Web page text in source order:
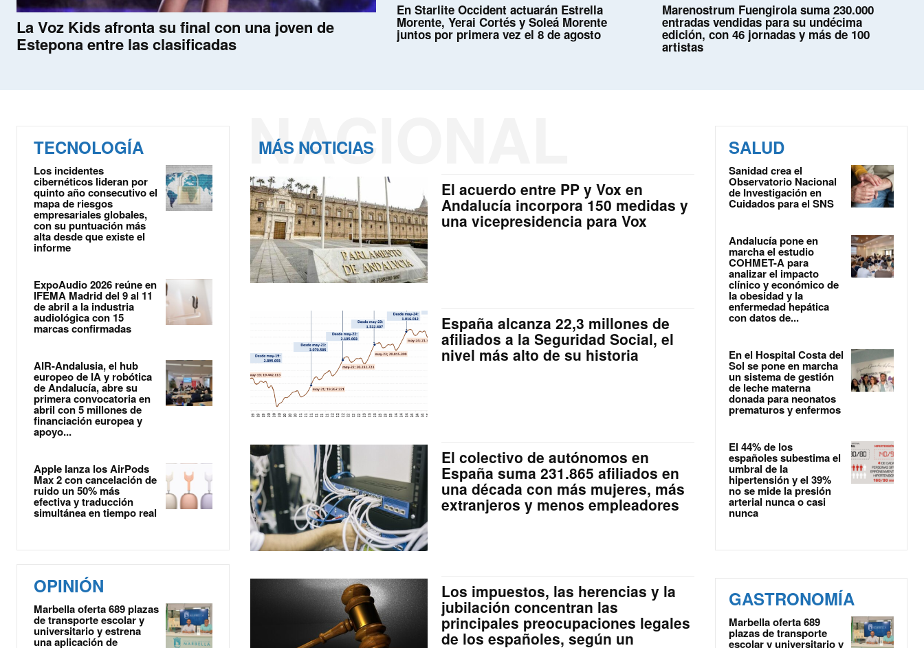
La Voz Kids afronta su final con una joven de
Estepona entre las clasificadas
En Starlite Occident actuarán Estrella
Morente, Yerai Cortés y Soleá Morente
juntos por primera vez el 8 de agosto
Marenostrum Fuengirola suma 230.000
entradas vendidas para su undécima
edición, con 46 jornadas y más de 100
artistas
TECNOLOGÍA
Los incidentes
cibernéticos lideran por
quinto año consecutivo el
mapa de riesgos
empresariales globales,
con su puntuación más
alta desde que existe el
informe
ExpoAudio 2026 reúne en
IFEMA Madrid del 9 al 11
de abril a la industria
audiológica con 15
marcas confirmadas
AIR-Andalusia, el hub
europeo de IA y robótica
de Andalucía, abre su
primera convocatoria en
abril con 5 millones de
financiación europea y
apoyo...
Apple lanza los AirPods
Max 2 con cancelación de
ruido un 50% más
efectiva y traducción
simultánea en tiempo real
OPINIÓN
Marbella oferta 689 plazas
de transporte escolar y
universitario y estrena
una aplicación de
MÁS NOTICIAS
NACIONAL
El acuerdo entre PP y Vox en
Andalucía incorpora 150 medidas y
una vicepresidencia para Vox
España alcanza 22,3 millones de
afiliados a la Seguridad Social, el
nivel más alto de su historia
El colectivo de autónomos en
España suma 231.865 afiliados en
una década con más mujeres, más
extranjeros y menos empleadores
Los impuestos, las herencias y la
jubilación concentran las
principales preocupaciones legales
de los españoles, según un
SALUD
Sanidad crea el
Observatorio Nacional
de Investigación en
Cuidados para el SNS
Andalucía pone en
marcha el estudio
COHMET-A para
analizar el impacto
clínico y económico de
la obesidad y la
enfermedad hepática
con datos de...
En el Hospital Costa del
Sol se pone en marcha
un sistema de gestión
de leche materna
donada para neonatos
prematuros y enfermos
El 44% de los
españoles subestima el
umbral de la
hipertensión y el 39%
no se mide la presión
arterial nunca o casi
nunca
GASTRONOMÍA
Marbella oferta 689
plazas de transporte
escolar y universitario y